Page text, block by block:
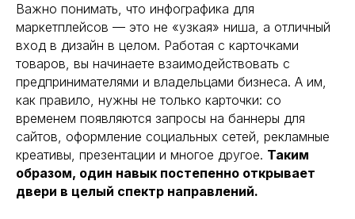
Важно понимать, что инфографика для
маркетплейсов — это не «узкая» ниша, а отличный
вход в дизайн в целом. Работая с карточками
товаров, вы начинаете взаимодействовать с
предпринимателями и владельцами бизнеса. А им,
как правило, нужны не только карточки: со
временем появляются запросы на баннеры для
сайтов, оформление социальных сетей, рекламные
креативы, презентации и многое другое. Таким
образом, один навык постепенно открывает
двери в целый спектр направлений.